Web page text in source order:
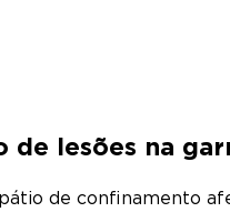
de lesões na
de confinamento